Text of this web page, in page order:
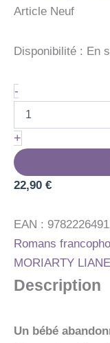
Article Neuf
Disponibilité : En
-quantité
de
L'ANNIVERSAIRE
+
22,90 €
EAN :
Romans
MORIARTY LIANE
Description
Un bébé